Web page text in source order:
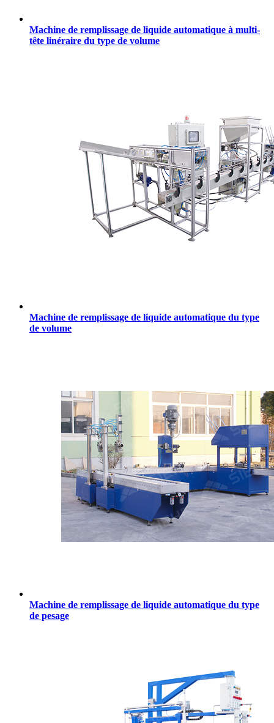
Machine de remplissage de liquide automatique à multi-
tête linéraire du type de volume
Machine de remplissage de liquide automatique du type
de volume
Machine de remplissage de liquide automatique du type
de pesage